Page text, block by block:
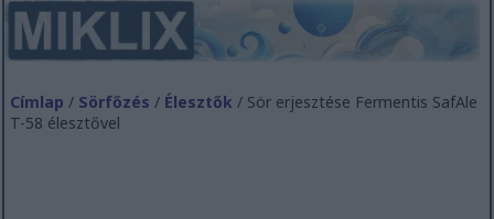
Címlap / Sörfőzés / Élesztők / Sör erjesztése Fermentis SafAle
T-58 élesztővel